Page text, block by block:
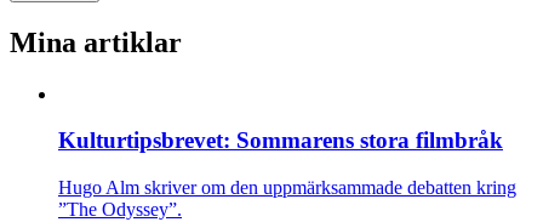
Mina artiklar
Kulturtipsbrevet: Sommarens stora filmbråk
Hugo Alm skriver om den uppmärksammade debatten kring
”The Odyssey”.